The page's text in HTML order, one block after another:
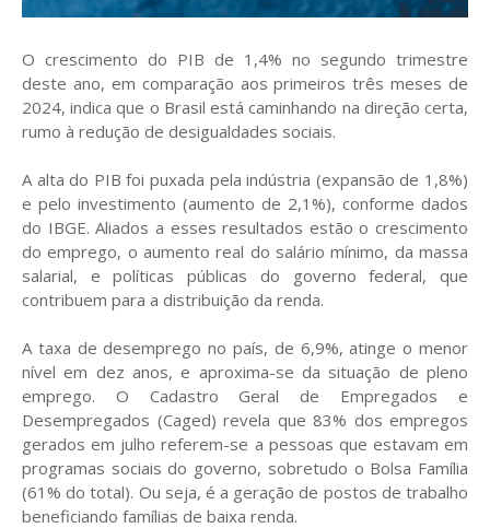
O crescimento do PIB de 1,4% no segundo trimestre
deste ano, em comparação aos primeiros três meses de
2024, indica que o Brasil está caminhando na direção certa,
rumo à redução de desigualdades sociais.
A alta do PIB foi puxada pela indústria (expansão de 1,8%)
e pelo investimento (aumento de 2,1%), conforme dados
do IBGE. Aliados a esses resultados estão o crescimento
do emprego, o aumento real do salário mínimo, da massa
salarial, e políticas públicas do governo federal, que
contribuem para a distribuição da renda.
A taxa de desemprego no país, de 6,9%, atinge o menor
nível em dez anos, e aproxima-se da situação de pleno
emprego. O Cadastro Geral de Empregados e
Desempregados (Caged) revela que 83% dos empregos
gerados em julho referem-se a pessoas que estavam em
programas sociais do governo, sobretudo o Bolsa Família
(61% do total). Ou seja, é a geração de postos de trabalho
beneficiando famílias de baixa renda.